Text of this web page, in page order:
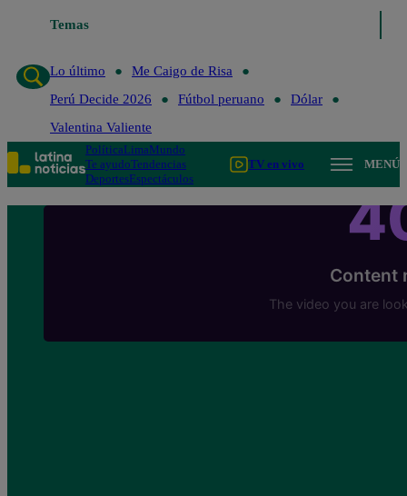
Temas
Lo último
Me Caigo de Risa
Perú Decide 2026
Fútbol peruano
Dólar
Valentina Valiente
PolíticaLimaMundo
Te ayudoTendencias
DeportesEspectáculos
TV en vivo MENÚ